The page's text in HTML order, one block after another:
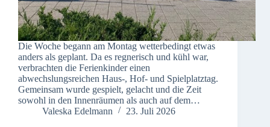
Die Woche begann am Montag wetterbedingt etwas
anders als geplant. Da es regnerisch und kühl war,
verbrachten die Ferienkinder einen
abwechslungsreichen Haus-, Hof- und Spielplatztag.
Gemeinsam wurde gespielt, gelacht und die Zeit
sowohl in den Innenräumen als auch auf dem…
Valeska Edelmann
23. Juli 2026